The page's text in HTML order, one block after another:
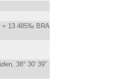
= 13.485‰ BRA
38° 30' 39"